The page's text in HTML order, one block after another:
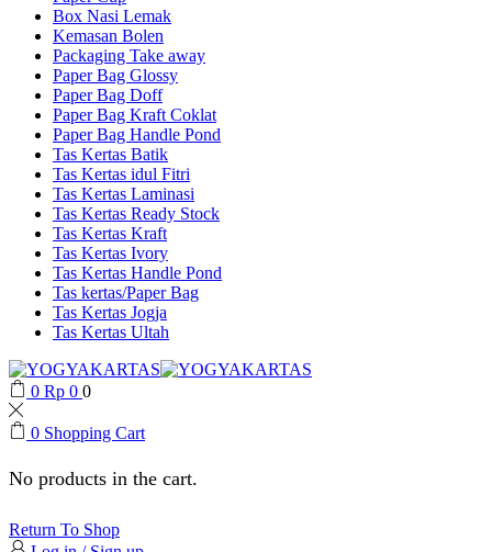
Box Nasi Lemak
Kemasan Bolen
Packaging Take away
Paper Bag Glossy
Paper Bag Doff
Paper Bag Kraft Coklat
Paper Bag Handle Pond
Tas Kertas Batik
Tas Kertas idul Fitri
Tas Kertas Laminasi
Tas Kertas Ready Stock
Tas Kertas Kraft
Tas Kertas Ivory
Tas Kertas Handle Pond
Tas kertas/Paper Bag
Tas Kertas Jogja
Tas Kertas Ultah
0 Rp 0 0
0 Shopping Cart
No products in the cart.
Return To Shop